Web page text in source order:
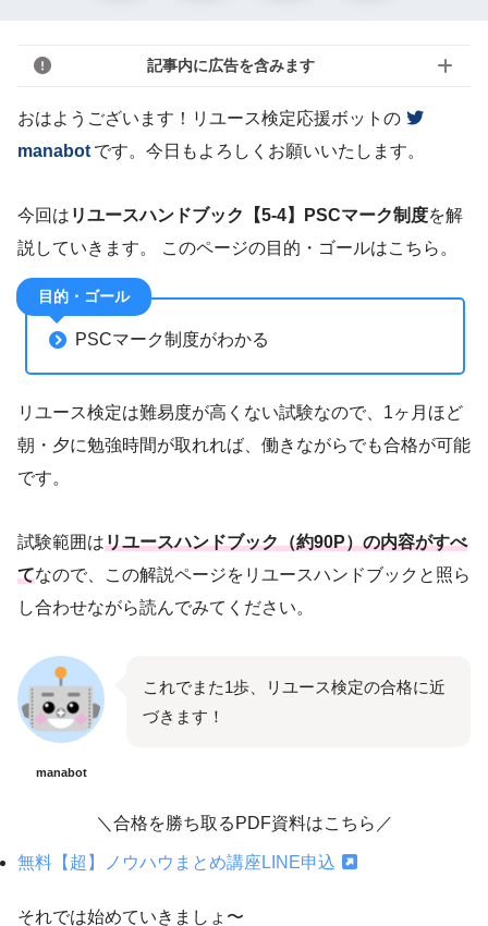
記事内に広告を含みます
おはようございます！リユース検定応援ボットの
manabot です。今日もよろしくお願いいたします。
今回は リユースハンドブック【5-4】PSCマーク制度を解
説していきます。 このページの目的・ゴールはこちら。
目的・ゴール
PSCマーク制度がわかる
リユース検定は難易度が高くない試験なので、1ヶ月ほど
朝・夕に勉強時間が取れれば、働きながらでも合格が可能
です。
試験範囲はリユースハンドブック（約90P）の内容がすべ
てなので、この解説ページをリユースハンドブックと照ら
し合わせながら読んでみてください。
manabot
これでまた1歩、リユース検定の合格に近
づきます！
＼合格を勝ち取るPDF資料はこちら／
無料【超】ノウハウまとめ講座LINE申込
それでは始めていきましょ〜